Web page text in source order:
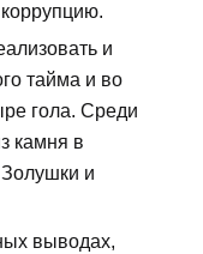
и
тайма и во
гола. Среди
камня в
Золушки и
выводах,